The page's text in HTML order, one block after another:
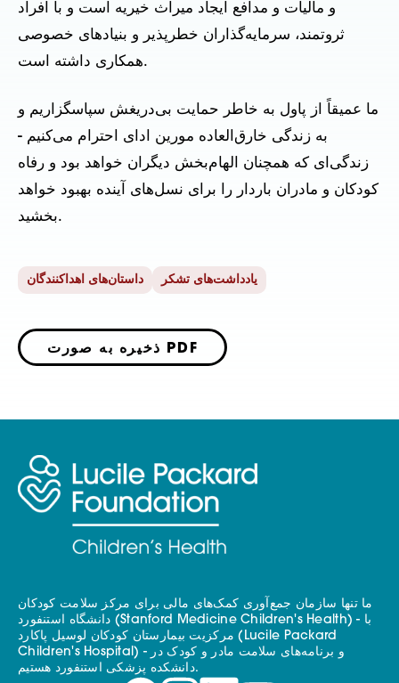
و مالیات و مدافع ایجاد میراث خیریه است و با افراد
ثروتمند، سرمایه‌گذاران خطرپذیر و بنیادهای خصوصی
همکاری داشته است.
ما عمیقاً از پاول به خاطر حمایت بی‌دریغش سپاسگزاریم و
به زندگی خارق‌العاده مورین ادای احترام می‌کنیم -
زندگی‌ای که همچنان الهام‌بخش دیگران خواهد بود و رفاه
کودکان و مادران باردار را برای نسل‌های آینده بهبود خواهد
بخشید.
داستان‌های اهداکنندگان یادداشت‌های تشکر
ذخیره به صورت PDF
ما تنها سازمان جمع‌آوری کمک‌های مالی برای مرکز سلامت کودکان
دانشگاه استنفورد (Stanford Medicine Children's Health) - با
مرکزیت بیمارستان کودکان لوسیل پاکارد (Lucile Packard
Children's Hospital) - و برنامه‌های سلامت مادر و کودک در
دانشکده پزشکی استنفورد هستیم.